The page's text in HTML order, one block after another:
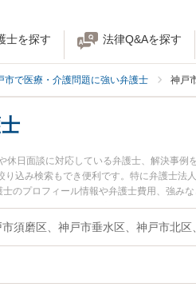
士を探す 法律Q&Aを探す
市で医療・介護問題に強い弁護士 神戸
日面談に対応している弁護士、解決事例
込み検索もでき便利です。特に弁護士法
のプロフィール情報や弁護士費用、強み
明義務違反による医療過誤のトラブル解
約したい』などでお困りの相談者さんにお